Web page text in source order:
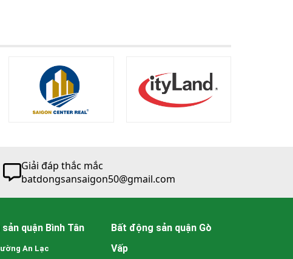
Giải đáp thắc mắc
batdongsansaigon50@gmail.com
quận Bình Tân
An Lạc
Bất động sản quận Gò
Vấp